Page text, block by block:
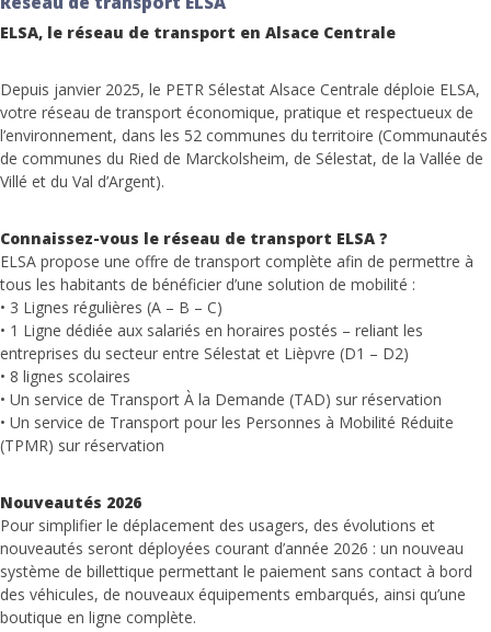
ELSA, le réseau de transport en Alsace Centrale
Depuis janvier 2025, le PETR Sélestat Alsace Centrale déploie ELSA,
votre réseau de transport économique, pratique et respectueux de
l’environnement, dans les 52 communes du territoire (Communautés
de communes du Ried de Marckolsheim, de Sélestat, de la Vallée de
Villé et du Val d’Argent).
Connaissez-vous le réseau de transport ELSA ?
ELSA propose une offre de transport complète afin de permettre à
tous les habitants de bénéficier d’une solution de mobilité :
• 3 Lignes régulières (A – B – C)
• 1 Ligne dédiée aux salariés en horaires postés – reliant les
entreprises du secteur entre Sélestat et Lièpvre (D1 – D2)
• 8 lignes scolaires
• Un service de Transport À la Demande (TAD) sur réservation
• Un service de Transport pour les Personnes à Mobilité Réduite
(TPMR) sur réservation
Nouveautés 2026
Pour simplifier le déplacement des usagers, des évolutions et
nouveautés seront déployées courant d’année 2026 : un nouveau
système de billettique permettant le paiement sans contact à bord
des véhicules, de nouveaux équipements embarqués, ainsi qu’une
boutique en ligne complète.